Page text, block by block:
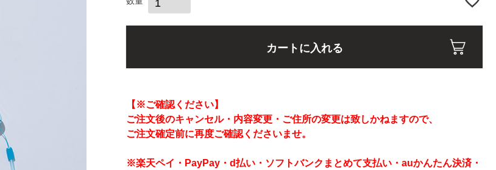
カートに入れる
【※ご確認ください】
ご注文後のキャンセル・内容変更・ご住所の変更は致しかねますので、
ご注文確定前に再度ご確認くださいませ。
※楽天ペイ・PayPay・d払い・ソフトバンクまとめて支払い・auかんたん決済・